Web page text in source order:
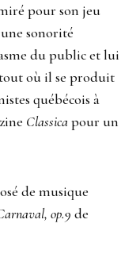
pour son jeu
sonorité
du public et lui
où il se produit
québécois à
Classicapour un
de musique
op.9 de